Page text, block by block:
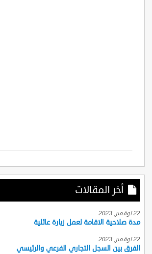
أخر المقالات
22 نوفمبر, 2023
مدة صلاحية الاقامة لعمل زيارة عائلية
22 نوفمبر, 2023
الفرق بين السجل التجاري الفرعي والرئيسي